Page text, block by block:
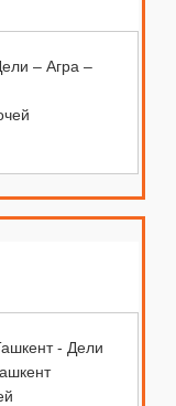
– Агра –
- Дели